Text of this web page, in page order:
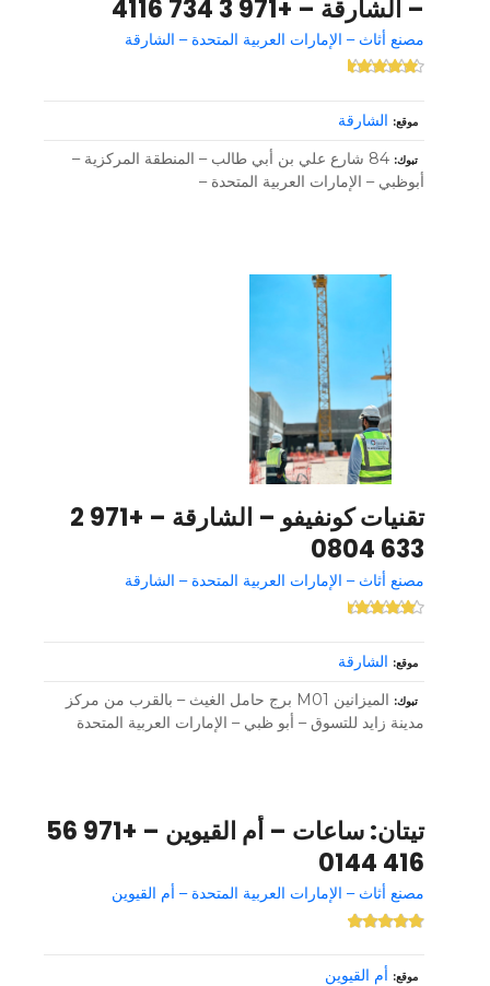
– الشارقة – +971 3 734 4116
مصنع أثاث – الإمارات العربية المتحدة – الشارقة
موقع الشارقة
تبوك
84 شارع علي بن أبي طالب – المنطقة المركزية –
أبوظبي – الإمارات العربية المتحدة –
تقنيات كونفيفو – الشارقة – +971 2
633 0804
مصنع أثاث – الإمارات العربية المتحدة – الشارقة
موقع الشارقة
تبوك
الميزانين M01 برج حامل الغيث – بالقرب من مركز
مدينة زايد للتسوق – أبو ظبي – الإمارات العربية المتحدة
تيتان: ساعات – أم القيوين – +971 56
416 0144
مصنع أثاث – الإمارات العربية المتحدة – أم القيوين
موقع أم القيوين